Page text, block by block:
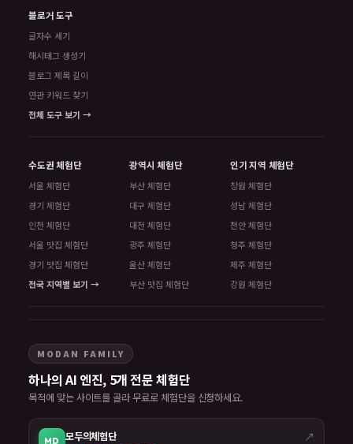
블로거 도구
글자수 세기
해시태그 생성기
블로그 제목 길이
연관 키워드 찾기
전체 도구 보기 →
수도권 체험단
서울 체험단
경기 체험단
인천 체험단
서울 맛집 체험단
경기 맛집 체험단
전국 지역별 보기 →
광역시 체험단
부산 체험단
대구 체험단
대전 체험단
광주 체험단
울산 체험단
부산 맛집 체험단
인기 지역 체험단
창원 체험단
성남 체험단
천안 체험단
청주 체험단
제주 체험단
강원 체험단
MODAN FAMILY
하나의 AI 엔진, 5개 전문 체험단
목적에 맞는 사이트를 골라 무료로 체험단을 신청하세요.
MD 모두의체험단 ↗